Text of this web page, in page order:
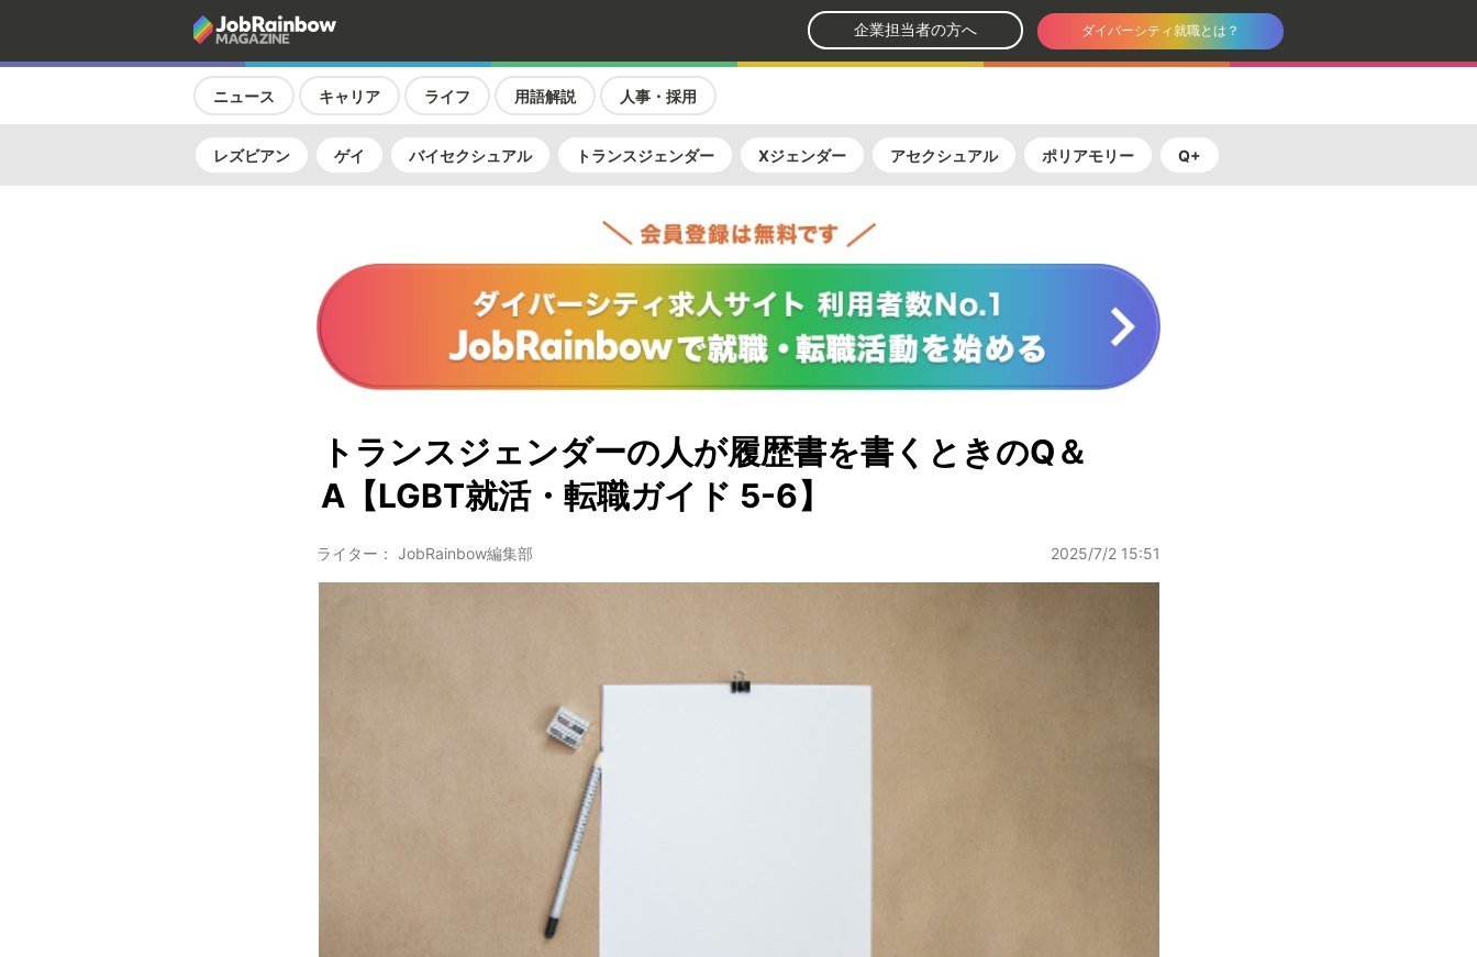
企業担当者の方へ ダイバーシティ就職とは？
ニュース キャリア ライフ 用語解説 人事・採用
レズビアン ゲイ バイセクシュアル トランスジェンダー Xジェンダー アセクシュアル ポリアモリー Q+
トランスジェンダーの人が履歴書を書くときのQ＆
A【LGBT就活・転職ガイド 5-6】
ライター： JobRainbow編集部 2025/7/2 15:51